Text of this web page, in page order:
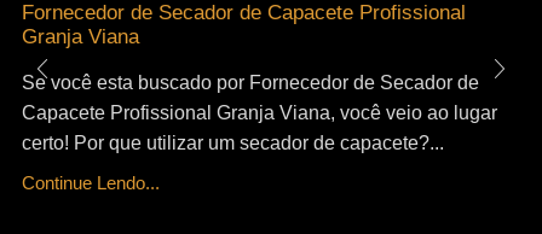
Fornecedor de Secador de Capacete Profissional
Granja Viana
Se você esta buscado por Fornecedor de Secador de
Capacete Profissional Granja Viana, você veio ao lugar
certo! Por que utilizar um secador de capacete?...
Continue Lendo...